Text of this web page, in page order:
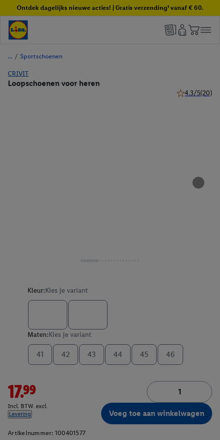
Ontdek dagelijks nieuwe acties! | Gratis verzending¹ vanaf € 60.
/ Sportschoenen
CRIVIT
Loopschoenen voor heren
4.3/5(20)
Kleur:Kies je variant
Maten:Kies je variant
41 42 43 44 45 46
17.99
Incl. BTW. excl.
Levering
Voeg toe aan winkelwagen
Artikelnummer: 100401577